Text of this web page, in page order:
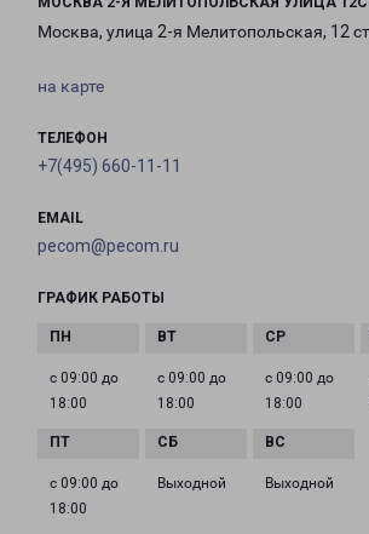
Москва, улица 2-я Мелитопольская, 12
на карте
ТЕЛЕФОН
+7(495) 660-11-11
EMAIL
pecom@pecom.ru
ГРАФИК РАБОТЫ
с 09:00 до
18:00
с 09:00 до
18:00
с 09:00 до
18:00
с 09:00 до
18:00
Выходной Выходной